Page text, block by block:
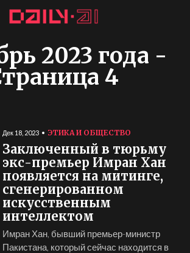
2023 года -
4
Дек 18, 2023 ЭТИКА И ОБЩЕСТВО
Заключенный в тюрьму
экс-премьер Имран Хан
появляется на митинге,
сгенерированном
искусственным
интеллектом
Имран Хан, бывший премьер-министр
Пакистана, который сейчас находится в